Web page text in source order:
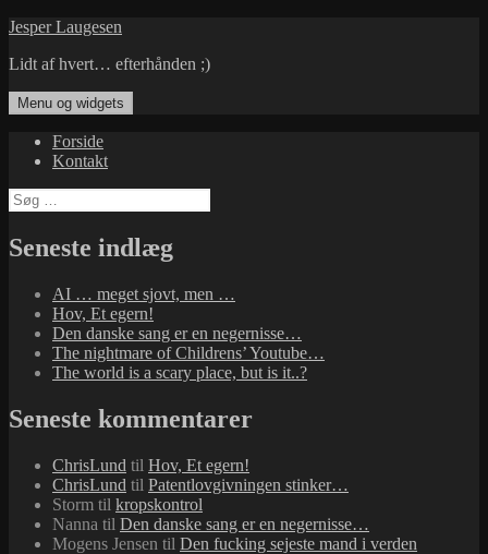
Hop
indhold
Jesper Laugesen
Lidt af hvert… efterhånden ;)
Menu og widgets
Forside
Kontakt
Søg
efter:
Seneste indlæg
AI … meget sjovt, men …
Hov, Et egern!
Den danske sang er en negernisse…
The nightmare of Childrens’ Youtube…
The world is a scary place, but is it..?
Seneste kommentarer
ChrisLund til Hov, Et egern!
ChrisLund til Patentlovgivningen stinker…
Storm til kropskontrol
Nanna til Den danske sang er en negernisse…
Mogens Jensen til Den fucking sejeste mand i verden